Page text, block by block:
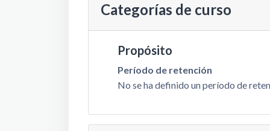
Categorías de curso
Propósito
Período de retención
No se ha definido un período de